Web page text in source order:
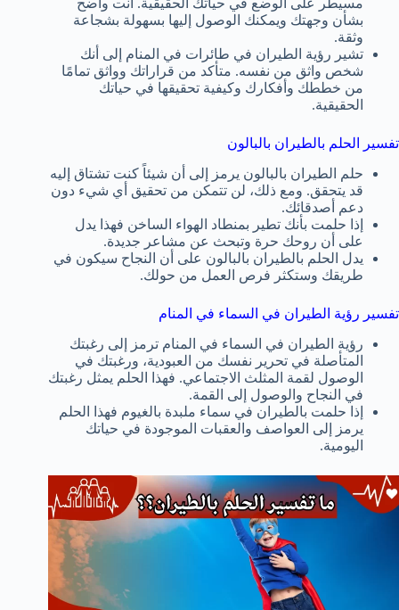
مسيطر على الوضع في حياتك الحقيقية. أنت واضح
بشأن وجهتك ويمكنك الوصول إليها بسهولة بشجاعة
وثقة.
تشير رؤية الطيران في طائرات في المنام إلى أنك
شخص واثق من نفسه. متأكد من قراراتك وواثق تمامًا
من خططك وأفكارك وكيفية تحقيقها في حياتك
الحقيقية.
تفسير الحلم بالطيران بالبالون
حلم الطيران بالبالون يرمز إلى أن شيئاً كنت تشتاق إليه
قد يتحقق. ومع ذلك، لن تتمكن من تحقيق أي شيء دون
دعم أصدقائك.
إذا حلمت بأنك تطير بمنطاد الهواء الساخن فهذا يدل
على أن روحك حرة وتبحث عن مشاعر جديدة.
يدل الحلم بالطيران بالبالون على أن النجاح سيكون في
طريقك وستكثر فرص العمل من حولك.
تفسير رؤية الطيران في السماء في المنام
رؤية الطيران في السماء في المنام ترمز إلى رغبتك
المتأصلة في تحرير نفسك من العبودية، ورغبتك في
الوصول لقمة المثلث الاجتماعي. فهذا الحلم يمثل رغبتك
في النجاح والوصول إلى القمة.
إذا حلمت بالطيران في سماء ملبدة بالغيوم فهذا الحلم
يرمز إلى العواصف والعقبات الموجودة في حياتك
اليومية.